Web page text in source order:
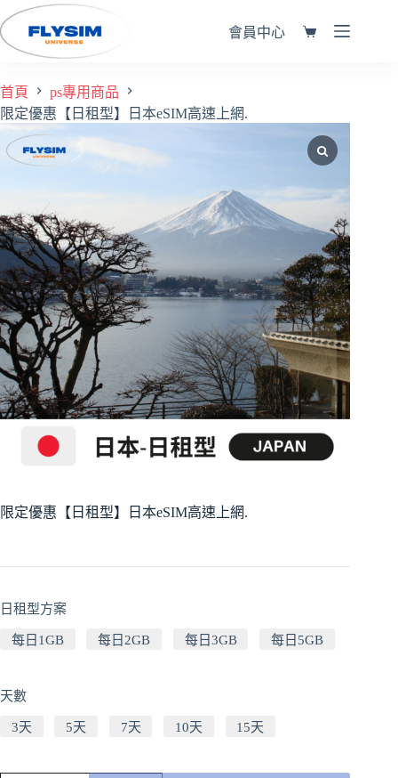
會員中心
首頁
ps專用商品
限定優惠【日租型】日本eSIM高速上網.
限定優惠【日租型】日本eSIM高速上網.
日租型方案
每日1GB 每日2GB 每日3GB 每日5GB
天數
3天 5天 7天 10天 15天